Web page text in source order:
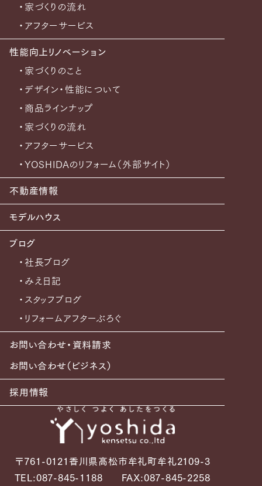
・家づくりの流れ
・アフターサービス
性能向上リノベーション
・家づくりのこと
・デザイン・性能について
・商品ラインナップ
・家づくりの流れ
・アフターサービス
・YOSHIDAのリフォーム（外部サイト）
不動産情報
モデルハウス
ブログ
・社長ブログ
・みえ日記
・スタッフブログ
・リフォームアフターぶろぐ
お問い合わせ・資料請求
お問い合わせ（ビジネス）
採用情報
〒761-0121香川県高松市牟礼町牟礼2109-3
TEL:087-845-1188
FAX:087-845-2258